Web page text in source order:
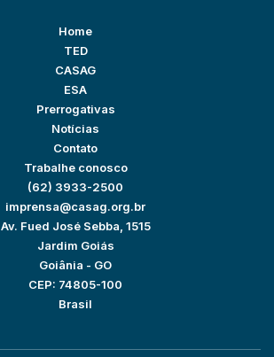
Home
TED
CASAG
ESA
Prerrogativas
Notícias
Contato
Trabalhe conosco
(62) 3933-2500
imprensa@casag.org.br
Av. Fued José Sebba, 1515
Jardim Goiás
Goiânia - GO
CEP: 74805-100
Brasil